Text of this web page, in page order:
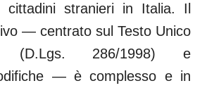
cittadini stranieri in Italia. Il
— centrato sul Testo Unico
(D.Lgs. 286/1998) e
— è complesso e in